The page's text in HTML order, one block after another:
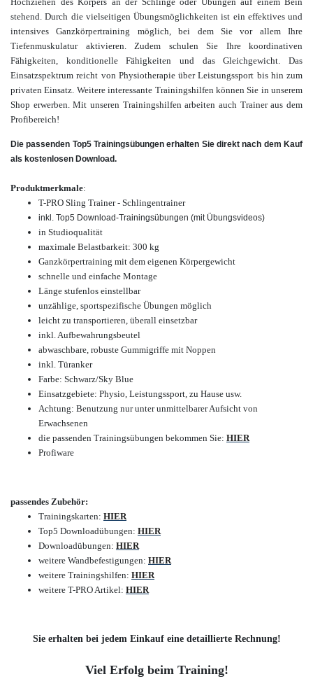
stehend. Durch die vielseitigen Übungsmöglichkeiten ist ein effektives und
intensives Ganzkörpertraining möglich, bei dem Sie vor allem Ihre
Tiefenmuskulatur aktivieren. Zudem schulen Sie Ihre koordinativen
Fähigkeiten, konditionelle Fähigkeiten und das Gleichgewicht. Das
Einsatzspektrum reicht von Physiotherapie über Leistungssport bis hin zum
privaten Einsatz. Weitere interessante Trainingshilfen können Sie in unserem
Shop erwerben.Mit unseren Trainingshilfen arbeiten auch Trainer aus dem
Profibereich!
Die passenden Top5 Trainingsübungen erhalten Sie direkt nach dem Kauf
als kostenlosen Download.
Produktmerkmale:
T-PRO Sling Trainer - Schlingentrainer
inkl. Top5 Download-Trainingsübungen (mit Übungsvideos)
in Studioqualität
maximale Belastbarkeit: 300 kg
Ganzkörpertraining mit dem eigenen Körpergewicht
schnelle und einfache Montage
Länge stufenlos einstellbar
unzählige, sportspezifische Übungen möglich
leicht zu transportieren, überall einsetzbar
inkl. Aufbewahrungsbeutel
abwaschbare, robuste Gummigriffe mit Noppen
inkl. Türanker
Farbe: Schwarz/Sky Blue
Einsatzgebiete: Physio, Leistungssport, zu Hause usw.
Achtung: Benutzung nur unter unmittelbarer Aufsicht von
Erwachsenen
die passenden Trainingsübungen bekommen Sie: HIER
Profiware
passendes Zubehör:
Trainingskarten: HIER
Top5 Downloadübungen: HIER
Downloadübungen: HIER
weitere Wandbefestigungen: HIER
weitere Trainingshilfen: HIER
weitere T-PRO Artikel: HIER
Sie erhalten bei jedem Einkauf eine detaillierte Rechnung!
Viel Erfolg beim Training!